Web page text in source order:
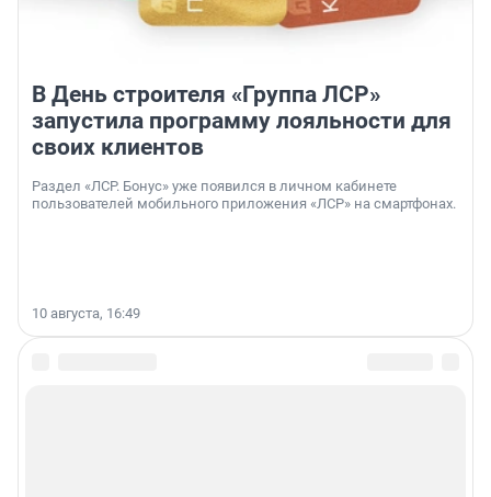
В День строителя «Группа ЛСР»
запустила программу лояльности для
своих клиентов
Раздел «ЛСР. Бонус» уже появился в личном кабинете
пользователей мобильного приложения «ЛСР» на смартфонах.
10 августа, 16:49